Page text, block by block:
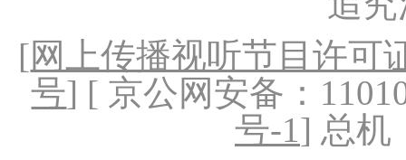
[网上传播视听节目许可
号] [ 京公网安备：
号-1] 总机